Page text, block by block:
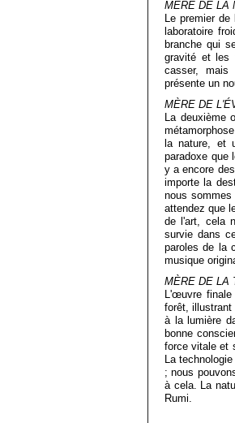
MÈRE DE LA
Le premier
laboratoire
branche qui
gravité et les
casser,
présente un
MÈRE DE
La deuxième
la nature, et
paradoxe que
y a encore
importe la
nous
attendez que
de l'art, cela
survie dans
paroles de la
musique
MÈRE DE LA
L'œuvre
forêt,
à la lumière
bonne
force vitale et
La
; nous
à cela. La
Rumi.